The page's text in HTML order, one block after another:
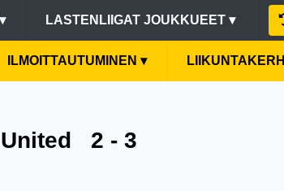
▾ LASTENLIIGAT JOUKKUEET ▾
ILMOITTAUTUMINEN ▾
United 2 - 3